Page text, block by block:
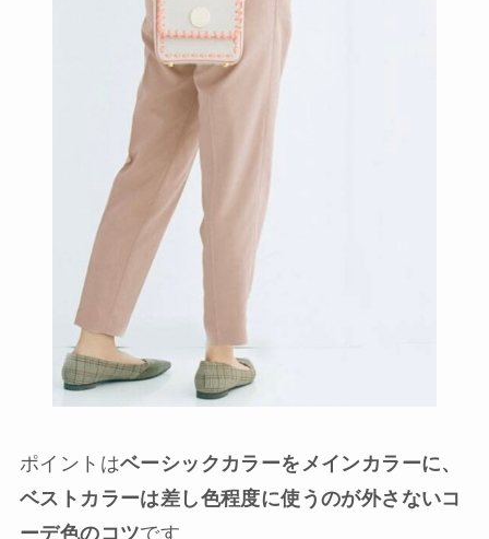
ポイントはベーシックカラーをメインカラーに、
ベストカラーは差し色程度に使うのが外さないコ
ーデ色のコツです